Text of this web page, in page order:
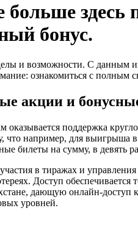
больше
бонус.
и возможности. С
ознакомиться с
акции и
оказывается поддержка
например, для выигрыша
билеты на сумму, в девять
в тиражах и
Доступ
дающую онлайн-
уровней.